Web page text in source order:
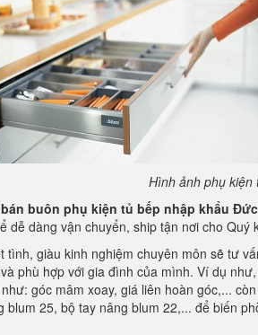
Hình ảnh phụ kiện
buôn phụ kiện tủ bếp nhập khẩu
dễ dàng vận chuyển, ship tận nơi cho
tình, giàu kinh nghiệm chuyên môn sẽ tư
phù hợp với gia đình của mình. Ví dụ
góc mâm xoay, giá liên hoàn góc,...
blum 25, bộ tay nâng blum 22,... để biến